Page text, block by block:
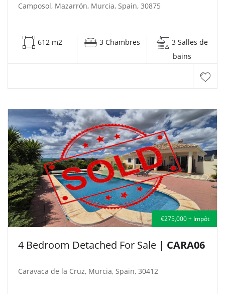
Camposol, Mazarrón, Murcia, Spain, 30875
612 m2 3 Chambres
3 Salles de
bains
€275,000 + Impôt
4 Bedroom Detached For Sale | CARA06
Caravaca de la Cruz, Murcia, Spain, 30412